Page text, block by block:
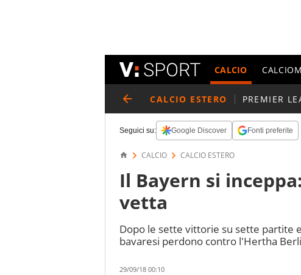
CALCIO
CALCIO ESTERO PREMIER
Seguici su: Google Discover Fonti preferite
CALCIO CALCIO ESTERO
Il Bayern si
vetta
Dopo le sette vittorie su sette partite
bavaresi perdono contro l'Hertha
29/09/18 00:10